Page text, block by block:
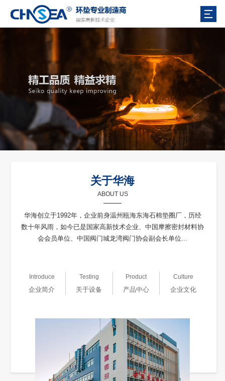
关于华海
ABOUT US
华海创立于1992年，企业前身温州瓯海东海石棉垫圈厂，历经
数十年风雨，如今已是国家高新技术企业、中国摩擦密封材料协
会会员单位、中国阀门城龙湾阀门协会副会长单位...
Introduce
企业简介
Testing
关于设备
Product
产品中心
Culture
企业文化